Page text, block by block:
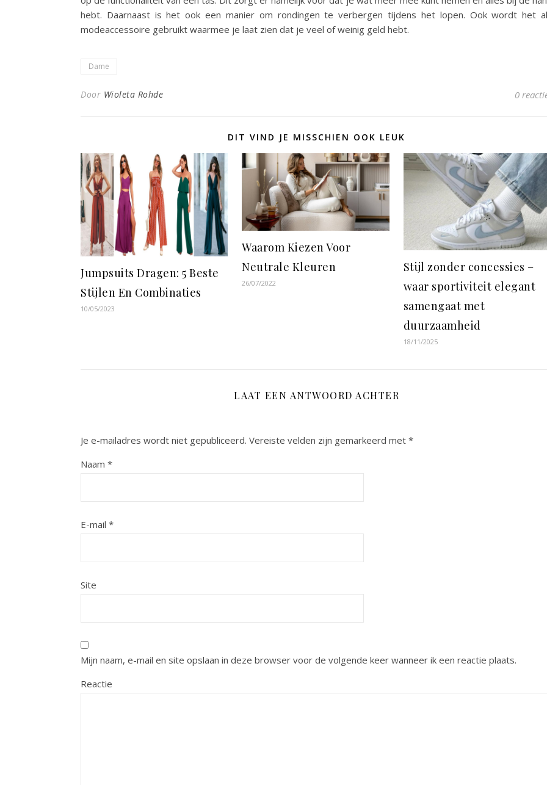
hebt. Daarnaast is het ook een manier om rondingen te verbergen tijdens het lopen. Ook wordt het
modeaccessoire gebruikt waarmee je laat zien dat je veel of weinig geld hebt.
Dame
Door Wioleta Rohde 0
DIT VIND JE MISSCHIEN OOK LEUK
Jumpsuits Dragen: 5 Beste
Stijlen En Combinaties
10/05/2023
Waarom Kiezen Voor
Neutrale Kleuren
26/07/2022
Stijl zonder concessies –
waar sportiviteit elegant
samengaat met
duurzaamheid
18/11/2025
LAAT EEN ANTWOORD ACHTER
Je e-mailadres wordt niet gepubliceerd. Vereiste velden zijn gemarkeerd met *
Naam *
E-mail *
Site
Mijn naam, e-mail en site opslaan in deze browser voor de volgende keer wanneer ik een reactie plaats.
Reactie